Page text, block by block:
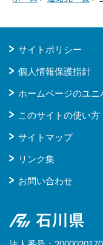
サイトポリシー
個人情報保護指針
ホームページのユ
このサイトの使い方
サイトマップ
リンク集
お問い合わせ
石川県